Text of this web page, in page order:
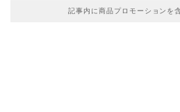
記事内に商品プロモーションを